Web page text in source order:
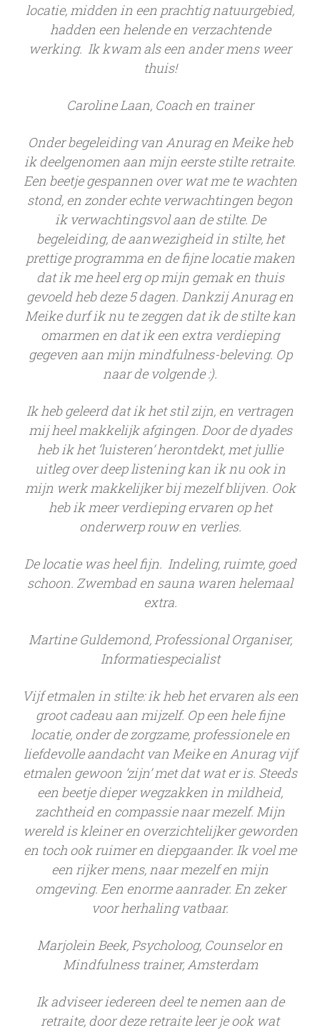
locatie, midden in een prachtig natuurgebied,
hadden een helende en verzachtende
werking. Ik kwam als een ander mens weer
thuis!
Caroline Laan, Coach en trainer
Onder begeleiding van Anurag en Meike heb
ik deelgenomen aan mijn eerste stilte retraite.
Een beetje gespannen over wat me te wachten
stond, en zonder echte verwachtingen begon
ik verwachtingsvol aan de stilte. De
begeleiding, de aanwezigheid in stilte, het
prettige programma en de fijne locatie maken
dat ik me heel erg op mijn gemak en thuis
gevoeld heb deze 5 dagen. Dankzij Anurag en
Meike durf ik nu te zeggen dat ik de stilte kan
omarmen en dat ik een extra verdieping
gegeven aan mijn mindfulness-beleving. Op
naar de volgende :).
Ik heb geleerd dat ik het stil zijn, en vertragen
mij heel makkelijk afgingen. Door de dyades
heb ik het ‘luisteren’ herontdekt, met jullie
uitleg over deep listening kan ik nu ook in
mijn werk makkelijker bij mezelf blijven. Ook
heb ik meer verdieping ervaren op het
onderwerp rouw en verlies.
De locatie was heel fijn. Indeling, ruimte, goed
schoon. Zwembad en sauna waren helemaal
extra.
Martine Guldemond, Professional Organiser,
Informatiespecialist
Vijf etmalen in stilte: ik heb het ervaren als een
groot cadeau aan mijzelf. Op een hele fijne
locatie, onder de zorgzame, professionele en
liefdevolle aandacht van Meike en Anurag vijf
etmalen gewoon ‘zijn’ met dat wat er is. Steeds
een beetje dieper wegzakken in mildheid,
zachtheid en compassie naar mezelf. Mijn
wereld is kleiner en overzichtelijker geworden
en toch ook ruimer en diepgaander. Ik voel me
een rijker mens, naar mezelf en mijn
omgeving. Een enorme aanrader. En zeker
voor herhaling vatbaar.
Marjolein Beek, Psycholoog, Counselor en
Mindfulness trainer, Amsterdam
Ik adviseer iedereen deel te nemen aan de
retraite, door deze retraite leer je ook wat